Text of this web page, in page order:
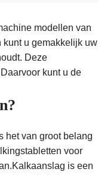
modellen van
kunt u gemakkelijk uw
Deze
kunt u de
het van groot belang
voor
is een